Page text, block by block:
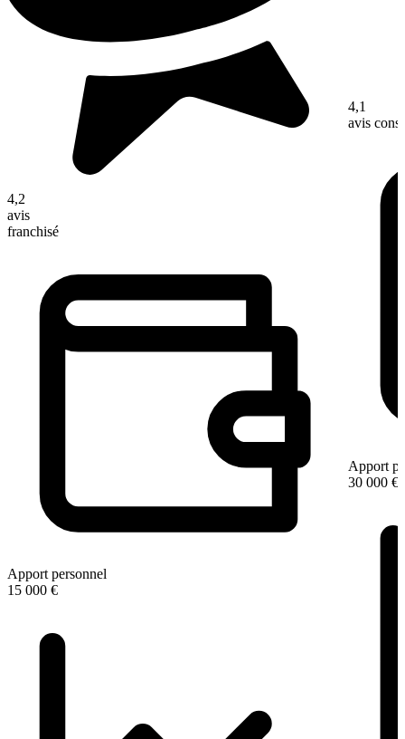
4,2
avis
franchisé
Apport personnel
15 000 €
4,1
avis
Apport
30 000 €